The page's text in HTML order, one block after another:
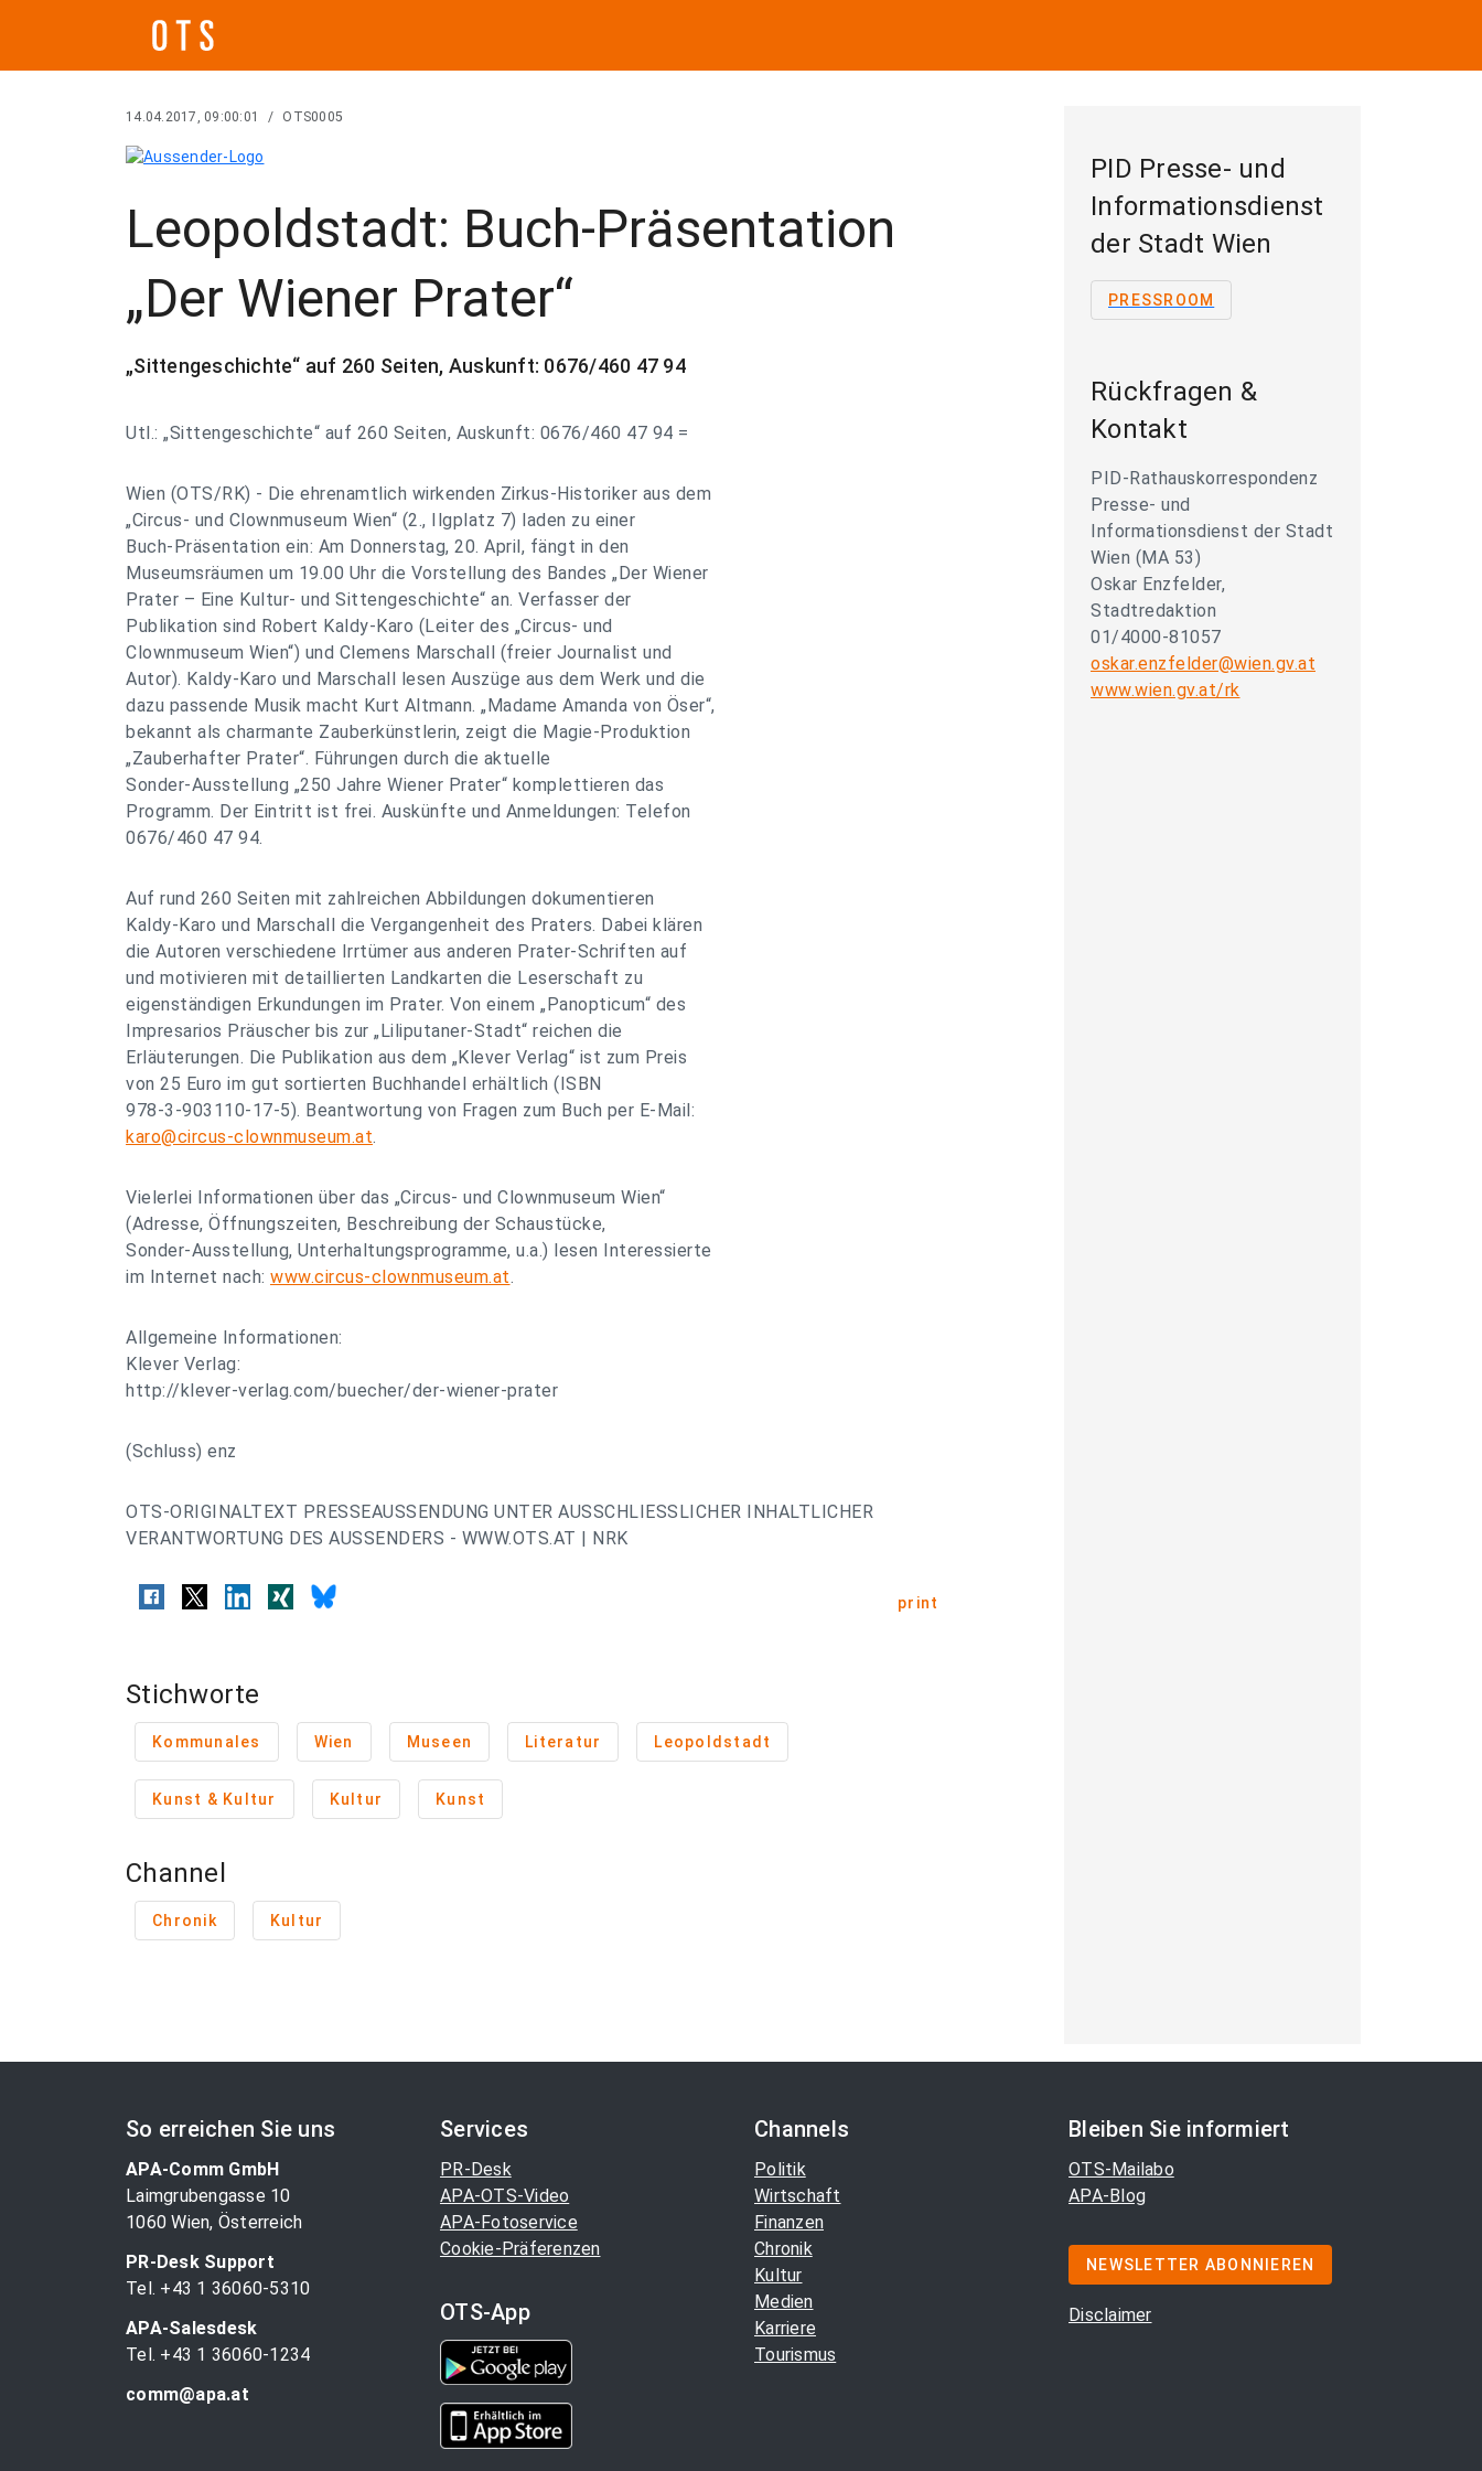
14.04.2017, 09:00:01 / OTS0005
Leopoldstadt: Buch-Präsentation
„Der Wiener Prater“
„Sittengeschichte“ auf 260 Seiten, Auskunft: 0676/460 47 94
Utl.: „Sittengeschichte“ auf 260 Seiten, Auskunft: 0676/460 47 94 =
Wien (OTS/RK) - Die ehrenamtlich wirkenden Zirkus-Historiker aus dem
„Circus- und Clownmuseum Wien“ (2., Ilgplatz 7) laden zu einer
Buch-Präsentation ein: Am Donnerstag, 20. April, fängt in den
Museumsräumen um 19.00 Uhr die Vorstellung des Bandes „Der Wiener
Prater – Eine Kultur- und Sittengeschichte“ an. Verfasser der
Publikation sind Robert Kaldy-Karo (Leiter des „Circus- und
Clownmuseum Wien“) und Clemens Marschall (freier Journalist und
Autor). Kaldy-Karo und Marschall lesen Auszüge aus dem Werk und die
dazu passende Musik macht Kurt Altmann. „Madame Amanda von Öser“,
bekannt als charmante Zauberkünstlerin, zeigt die Magie-Produktion
„Zauberhafter Prater“. Führungen durch die aktuelle
Sonder-Ausstellung „250 Jahre Wiener Prater“ komplettieren das
Programm. Der Eintritt ist frei. Auskünfte und Anmeldungen: Telefon
0676/460 47 94.
Auf rund 260 Seiten mit zahlreichen Abbildungen dokumentieren
Kaldy-Karo und Marschall die Vergangenheit des Praters. Dabei klären
die Autoren verschiedene Irrtümer aus anderen Prater-Schriften auf
und motivieren mit detaillierten Landkarten die Leserschaft zu
eigenständigen Erkundungen im Prater. Von einem „Panopticum“ des
Impresarios Präuscher bis zur „Liliputaner-Stadt“ reichen die
Erläuterungen. Die Publikation aus dem „Klever Verlag“ ist zum Preis
von 25 Euro im gut sortierten Buchhandel erhältlich (ISBN
978-3-903110-17-5). Beantwortung von Fragen zum Buch per E-Mail:
karo@circus-clownmuseum.at.
Vielerlei Informationen über das „Circus- und Clownmuseum Wien“
(Adresse, Öffnungszeiten, Beschreibung der Schaustücke,
Sonder-Ausstellung, Unterhaltungsprogramme, u.a.) lesen Interessierte
im Internet nach: www.circus-clownmuseum.at.
Allgemeine Informationen:
Klever Verlag:
http://klever-verlag.com/buecher/der-wiener-prater
(Schluss) enz
OTS-ORIGINALTEXT PRESSEAUSSENDUNG UNTER AUSSCHLIESSLICHER INHALTLICHER
VERANTWORTUNG DES AUSSENDERS - WWW.OTS.AT | NRK
print
Stichworte
Kommunales Wien Museen Literatur Leopoldstadt
Kunst & Kultur Kultur Kunst
Channel
Chronik Kultur
PID Presse- und
Informationsdienst
der Stadt Wien
PRESSROOM
Rückfragen &
Kontakt
PID-Rathauskorrespondenz
Presse- und
Informationsdienst der Stadt
Wien (MA 53)
Oskar Enzfelder,
Stadtredaktion
01/4000-81057
oskar.enzfelder@wien.gv.at
www.wien.gv.at/rk
So erreichen Sie uns
APA-Comm GmbH
Laimgrubengasse 10
1060 Wien, Österreich
PR-Desk Support
Tel. +43 1 36060-5310
APA-Salesdesk
Tel. +43 1 36060-1234
comm@apa.at
Services
PR-Desk
APA-OTS-Video
APA-Fotoservice
Cookie-Präferenzen
OTS-App
Channels
Politik
Wirtschaft
Finanzen
Chronik
Kultur
Medien
Karriere
Tourismus
Bleiben Sie informiert
OTS-Mailabo
APA-Blog
NEWSLETTER ABONNIEREN
Disclaimer